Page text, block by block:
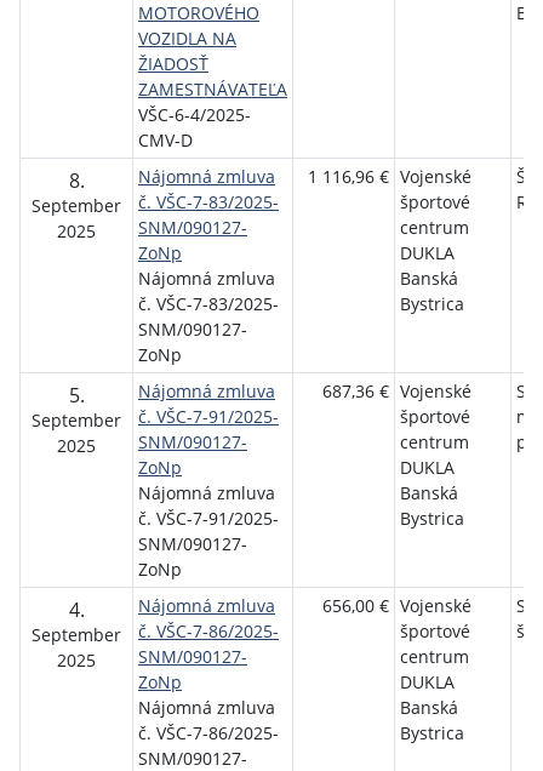
MOTOROVÉHO
VOZIDLA NA
ŽIADOSŤ
ZAMESTNÁVATEĽA
VŠC-6-4/2025-
CMV-D
8.
September
2025
Nájomná zmluva
č. VŠC-7-83/2025-
SNM/090127-
ZoNp
Nájomná zmluva
č. VŠC-7-83/2025-
SNM/090127-
ZoNp
1 116,96 € Vojenské
športové
centrum
DUKLA
Banská
Bystrica
5.
September
2025
Nájomná zmluva
č. VŠC-7-91/2025-
SNM/090127-
ZoNp
Nájomná zmluva
č. VŠC-7-91/2025-
SNM/090127-
ZoNp
687,36 € Vojenské
športové
centrum
DUKLA
Banská
Bystrica
4.
September
2025
Nájomná zmluva
č. VŠC-7-86/2025-
SNM/090127-
ZoNp
Nájomná zmluva
č. VŠC-7-86/2025-
SNM/090127-
656,00 € Vojenské
športové
centrum
DUKLA
Banská
Bystrica